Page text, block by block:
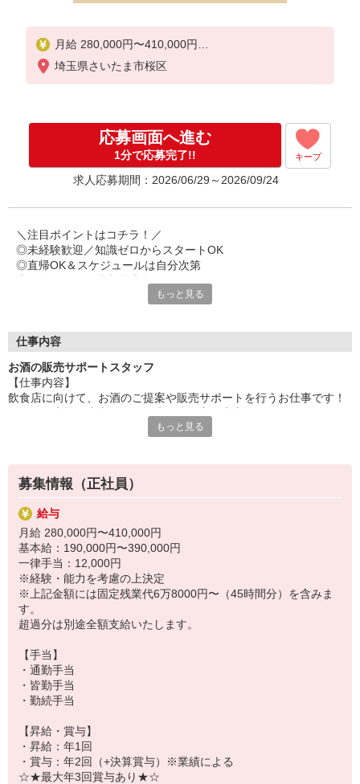
月給 280,000円〜410,000円
基本給：190,000円〜390,000円
一律手当：12,000円
）を含みます。
超過分は別途全額支給いたします。
【手当】
・通勤手当
・勤続手当
【昇給・賞与】
・昇給：年1回
・賞与：年2回（+決算賞与）※業績による
☆★最大年3回賞与あり★☆
年収500万円(月給29万円)／入社1年目27歳
年収600万円(月給33万円)／入社4年目26歳
年収800万円(月給41万円)／入社7年目38歳
埼玉県さいたま市桜区
応募画面へ進む
1分で応募完了!! キープ
求人応募期間：2026/06/29～2026/09/24
＼注目ポイントはコチラ！／
◎未経験歓迎／知識ゼロからスタートOK
◎直帰OK＆スケジュールは自分次第
◎社用車1人1台貸与（通勤利用OK）
もっと見る
仕事内容
お酒の販売サポートスタッフ
【仕事内容】
飲食店に向けて、お酒のご提案や販売サポートを行うお仕事です！
▼既存顧客との関係づくり
注文対応や新商品のご案内など、まずは顔を覚えてもらうところ
から！
▼提案に挑戦
「このお店に合いそうなお酒」を提案したり、
キャンペーンのご案内などを行います！
▼お店づくりのパートナーへ
「客単価を上げたい」「女性客を増やしたい」などの課題に対し
お酒を軸にしたメニュー提案や集客のアドバイスも行います！
＼この求人の魅力／
★“サポート中心”だから未経験でも安心！
いきなり売り込むのではなく、
既存のお客様との関係づくりがメインです。
もっと見る
募集情報（正社員）
給与
月給 280,000円〜410,000円
基本給：190,000円〜390,000円
一律手当：12,000円
※経験・能力を考慮の上決定
※上記金額には固定残業代6万8000円〜（45時間分）を含みま
す。
超過分は別途全額支給いたします。
【手当】
・通勤手当
・皆勤手当
・勤続手当
【昇給・賞与】
・昇給：年1回
・賞与：年2回（+決算賞与）※業績による
☆★最大年3回賞与あり★☆